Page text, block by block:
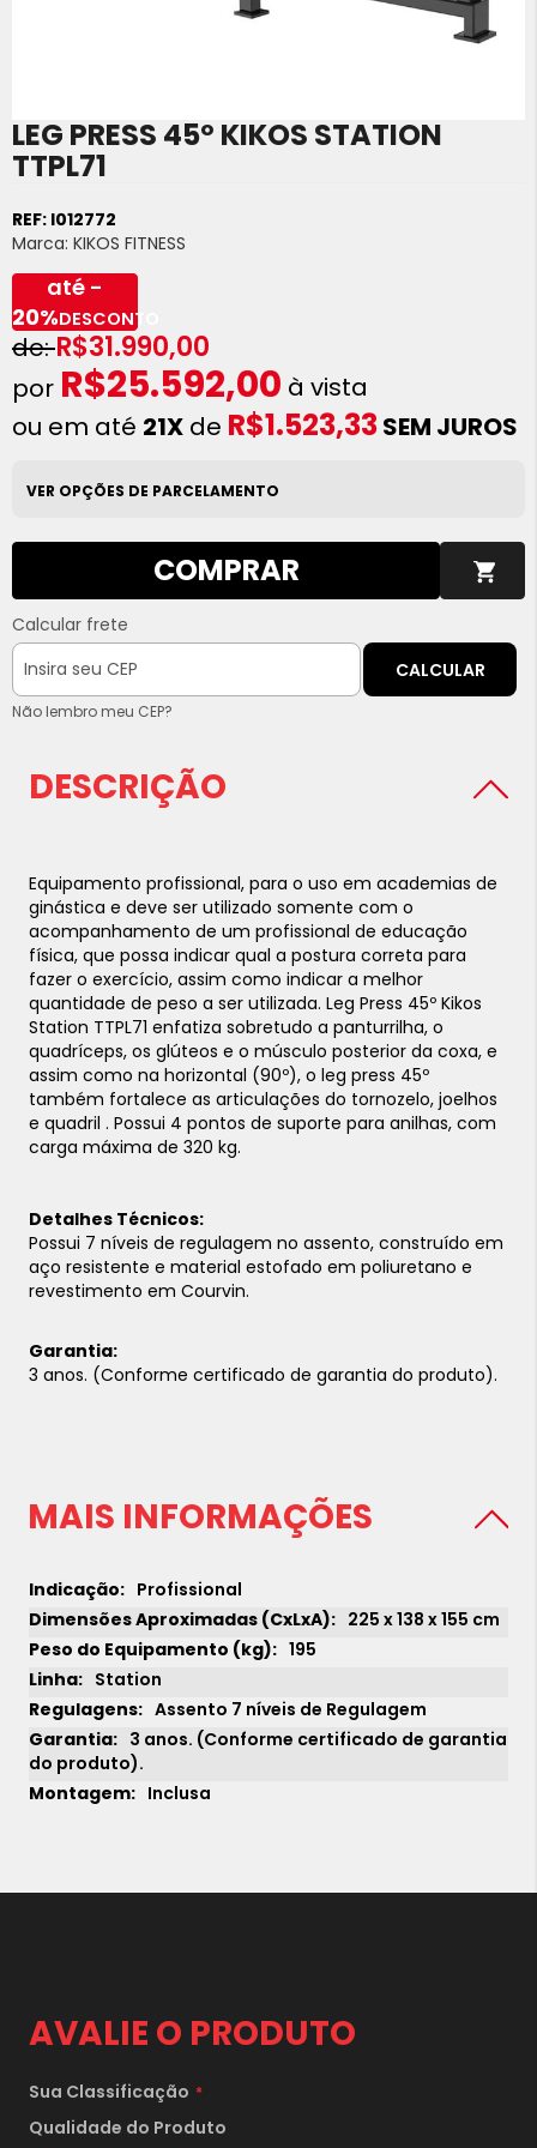
LEG PRESS 45º KIKOS STATION
TTPL71
REF: I012772
Marca: KIKOS FITNESS
R$31.990,00
até -
20%DESCONTO
R$25.592,00 à vista
ou em até 21X de R$1.523,33SEM JUROS
VER OPÇÕES DE PARCELAMENTO
sem juros de
COMPRAR
Calcular frete
CALCULAR
Não lembro meu CEP?
Saltar
para
o
da
Galeria
de
imagens
DESCRIÇÃO
Equipamento profissional, para o uso em academias de
ginástica e deve ser utilizado somente com o
acompanhamento de um profissional de educação
física, que possa indicar qual a postura correta para
fazer o exercício, assim como indicar a melhor
quantidade de peso a ser utilizada. Leg Press 45º Kikos
Station TTPL71 enfatiza sobretudo a panturrilha, o
quadríceps, os glúteos e o músculo posterior da coxa, e
assim como na horizontal (90º), o leg press 45º
também fortalece as articulações do tornozelo, joelhos
e quadril . Possui 4 pontos de suporte para anilhas, com
carga máxima de 320 kg.
Detalhes Técnicos:
Possui 7 níveis de regulagem no assento, construído em
aço resistente e material estofado em poliuretano e
revestimento em Courvin.
Garantia:
3 anos. (Conforme certificado de garantia do produto).
MAIS INFORMAÇÕES
Profissional
225 x 138 x 155 cm
195
Station
Assento 7 níveis de Regulagem
3 anos. (Conforme certificado de garantia
do produto).
Inclusa
AVALIE O PRODUTO
Sua Classificação
Qualidade do Produto